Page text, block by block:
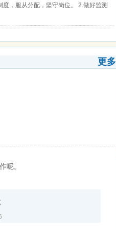
，服从分配，坚守岗位。 2.做好监测
更多
呢。